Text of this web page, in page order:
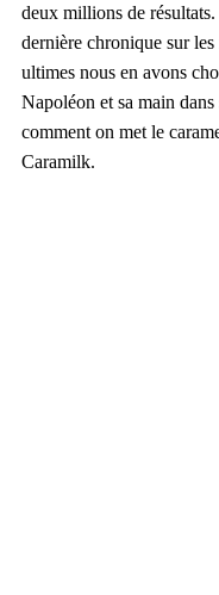
deux millions de
dernière chronique sur
ultimes nous en avons
Napoléon et sa main dans
comment on met le
Caramilk.